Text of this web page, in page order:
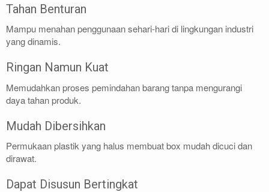
Tahan Benturan
Mampu menahan penggunaan sehari-hari di lingkungan industri
yang dinamis.
Ringan Namun Kuat
Memudahkan proses pemindahan barang tanpa mengurangi
daya tahan produk.
Mudah Dibersihkan
Permukaan plastik yang halus membuat box mudah dicuci dan
dirawat.
Dapat Disusun Bertingkat